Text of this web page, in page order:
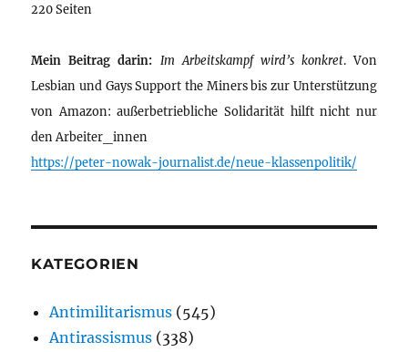
220 Seiten
Mein Beitrag darin: Im Arbeitskampf wird’s konkret. Von
Lesbian und Gays Support the Miners bis zur Unterstützung
von Amazon: außerbetriebliche Solidarität hilft nicht nur
den Arbeiter_innen
https://peter-nowak-journalist.de/neue-klassenpolitik/
KATEGORIEN
Antimilitarismus (545)
Antirassismus (338)